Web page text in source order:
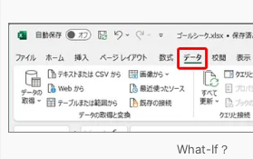
What-If？